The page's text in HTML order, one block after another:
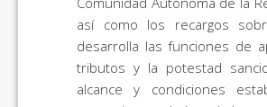
así como los recargos
desarrolla las funciones de
tributos y la potestad
alcance y condiciones